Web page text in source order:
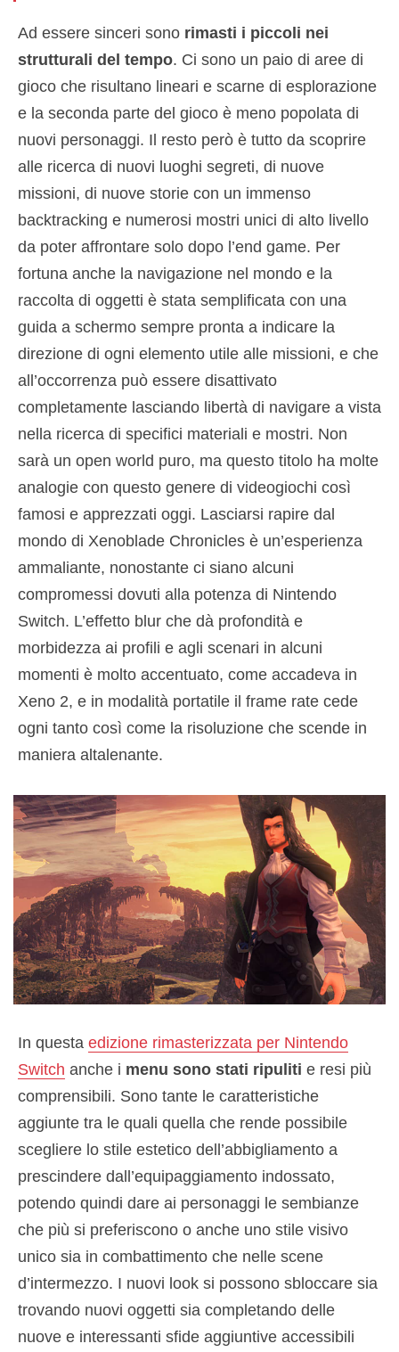
Ad essere sinceri sono rimasti i piccoli nei
strutturali del tempo. Ci sono un paio di aree di
gioco che risultano lineari e scarne di esplorazione
e la seconda parte del gioco è meno popolata di
nuovi personaggi. Il resto però è tutto da scoprire
alle ricerca di nuovi luoghi segreti, di nuove
missioni, di nuove storie con un immenso
backtracking e numerosi mostri unici di alto livello
da poter affrontare solo dopo l’end game. Per
fortuna anche la navigazione nel mondo e la
raccolta di oggetti è stata semplificata con una
guida a schermo sempre pronta a indicare la
direzione di ogni elemento utile alle missioni, e che
all’occorrenza può essere disattivato
completamente lasciando libertà di navigare a vista
nella ricerca di specifici materiali e mostri. Non
sarà un open world puro, ma questo titolo ha molte
analogie con questo genere di videogiochi così
famosi e apprezzati oggi. Lasciarsi rapire dal
mondo di Xenoblade Chronicles è un’esperienza
ammaliante, nonostante ci siano alcuni
compromessi dovuti alla potenza di Nintendo
Switch. L’effetto blur che dà profondità e
morbidezza ai profili e agli scenari in alcuni
momenti è molto accentuato, come accadeva in
Xeno 2, e in modalità portatile il frame rate cede
ogni tanto così come la risoluzione che scende in
maniera altalenante.
In questa edizione rimasterizzata per Nintendo
Switch anche i menu sono stati ripuliti e resi più
comprensibili. Sono tante le caratteristiche
aggiunte tra le quali quella che rende possibile
scegliere lo stile estetico dell’abbigliamento a
prescindere dall’equipaggiamento indossato,
potendo quindi dare ai personaggi le sembianze
che più si preferiscono o anche uno stile visivo
unico sia in combattimento che nelle scene
d’intermezzo. I nuovi look si possono sbloccare sia
trovando nuovi oggetti sia completando delle
nuove e interessanti sfide aggiuntive accessibili